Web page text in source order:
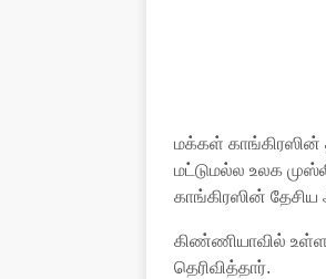
மக்கள் காங்கிரஸின்
மட்டுமல்ல உலக
காங்கிரஸின்
கிண்ணியாவில்
தெரிவித்தார்.